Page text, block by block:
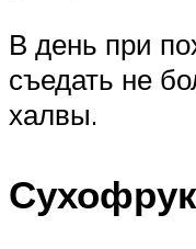
В день при
съедать не
халвы.